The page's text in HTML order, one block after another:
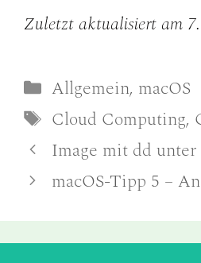
Zuletzt aktualisiert am
Kategorien
Allgemein, macOS
Schlagwörter
Cloud Computing,
Image mit dd unter
macOS-Tipp 5 –